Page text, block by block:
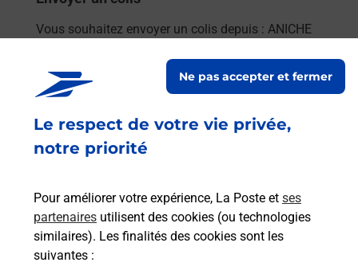
Le respect de votre vie privée,
notre priorité
Pour améliorer votre expérience, La Poste et ses
partenaires utilisent des cookies (ou technologies
similaires). Les finalités des cookies sont les
suivantes :
Ne pas accepter et fermer
Vous souhaitez envoyer un colis depuis : ANICHE
proposées par La Poste.
Questions fréquemment posées
Quel est le prix d’une impression ?